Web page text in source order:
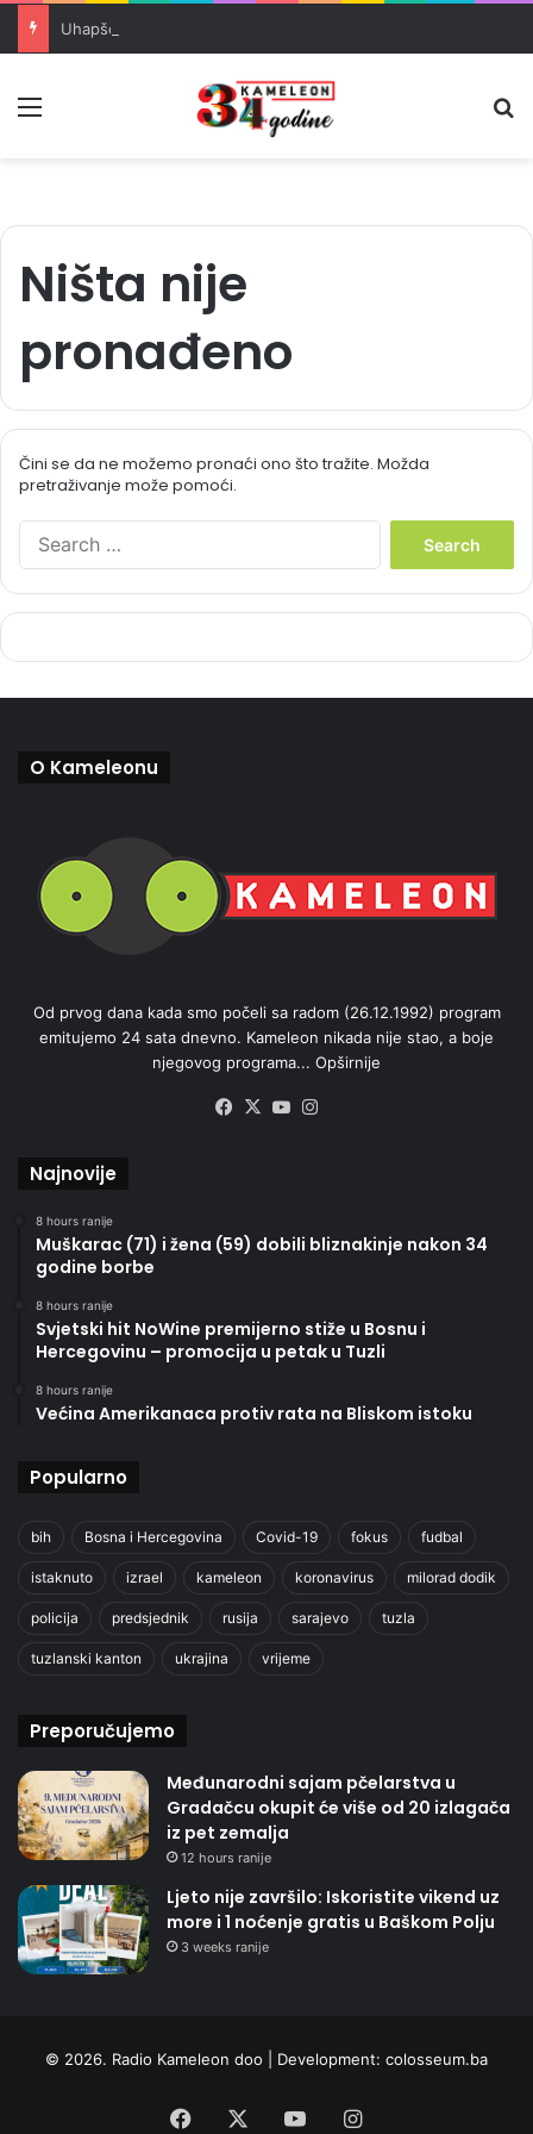
Ništa nije
pronađeno
Čini se da ne možemo pronaći ono što tražite. Možda
pretraživanje može pomoći.
h
O Kameleonu
Od prvog dana kada smo počeli sa radom (26.12.1992) program
emitujemo 24 sata dnevno. Kameleon nikada nije stao, a boje
njegovog programa... Opširnije
Facebook
X YouTube
Najnovije
8 hours ranije
Muškarac (71) i žena (59) dobili bliznakinje nakon 34
godine borbe
8 hours ranije
Svjetski hit NoWine premijerno stiže u Bosnu i
Hercegovinu – promocija u petak u Tuzli
8 hours ranije
Većina Amerikanaca protiv rata na Bliskom istoku
Popularno
bih Bosna i Hercegovina Covid-19 fokus fudbal
istaknuto izrael kameleon koronavirus milorad dodik
policija predsjednik rusija sarajevo tuzla
tuzlanski kanton ukrajina vrijeme
Preporučujemo
Međunarodni sajam pčelarstva u
Gradačcu okupit će više od 20 izlagača
iz pet zemalja
12 hours ranije
Ljeto nije završilo: Iskoristite vikend uz
more i 1 noćenje gratis u Baškom Polju
3 weeks ranije
© 2026. Radio Kameleon doo | Development: colosseum.ba
Facebook YouTubeInstagram